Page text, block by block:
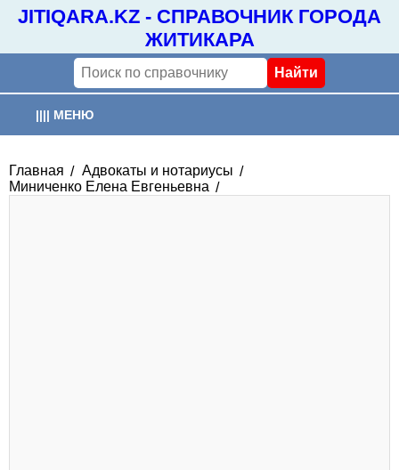
JITIQARA.KZ - СПРАВОЧНИК ГОРОДА
ЖИТИКАРА
|||| МЕНЮ
ОРГАНИЗАЦИИ
Главная
Адвокаты и нотариусы
Миниченко Елена Евгеньевна